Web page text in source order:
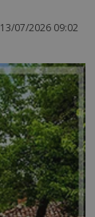
13/07/2026 09:02